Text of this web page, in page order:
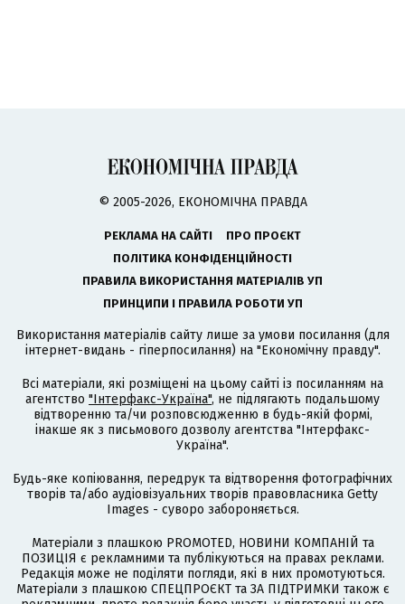
© 2005-2026, ЕКОНОМІЧНА ПРАВДА
РЕКЛАМА НА САЙТІ
ПРО ПРОЄКТ
ПОЛІТИКА КОНФІДЕНЦІЙНОСТІ
ПРАВИЛА ВИКОРИСТАННЯ МАТЕРІАЛІВ УП
ПРИНЦИПИ І ПРАВИЛА РОБОТИ УП
Використання матеріалів сайту лише за умови посилання (для
інтернет-видань - гіперпосилання) на "Економічну правду".
Всі матеріали, які розміщені на цьому сайті із посиланням на
агентство "Інтерфакс-Україна", не підлягають подальшому
відтворенню та/чи розповсюдженню в будь-якій формі,
інакше як з письмового дозволу агентства "Інтерфакс-
Україна".
Будь-яке копіювання, передрук та відтворення фотографічних
творів та/або аудіовізуальних творів правовласника Getty
Images - суворо забороняється.
Матеріали з плашкою PROMOTED, НОВИНИ КОМПАНІЙ та
ПОЗИЦІЯ є рекламними та публікуються на правах реклами.
Редакція може не поділяти погляди, які в них промотуються.
Матеріали з плашкою СПЕЦПРОЄКТ та ЗА ПІДТРИМКИ також є